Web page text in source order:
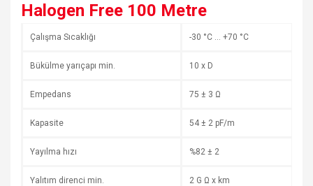
Halogen Free 100 Metre
Çalışma Sıcaklığı -30 °C … +70 °C
Bükülme yarıçapı min. 10 x D
Empedans 75 ± 3 Ω
Kapasite 54 ± 2 pF/m
Yayılma hızı %82 ± 2
Yalıtım direnci min. 2 G Ω x km